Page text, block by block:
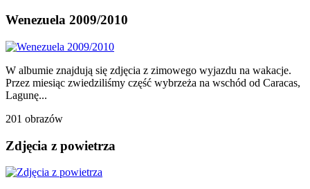
Wenezuela 2009/2010
W albumie znajdują się zdjęcia z zimowego wyjazdu na wakacje.
Przez miesiąc zwiedziliśmy część wybrzeża na wschód od Caracas,
Lagunę...
201 obrazów
Zdjęcia z powietrza